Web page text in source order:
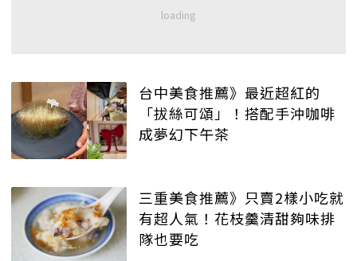
台中美食推薦》最近超紅的
「拔絲可頌」！搭配手沖咖啡
成夢幻下午茶
三重美食推薦》只賣2樣小吃就
有超人氣！花枝羹清甜夠味排
隊也要吃